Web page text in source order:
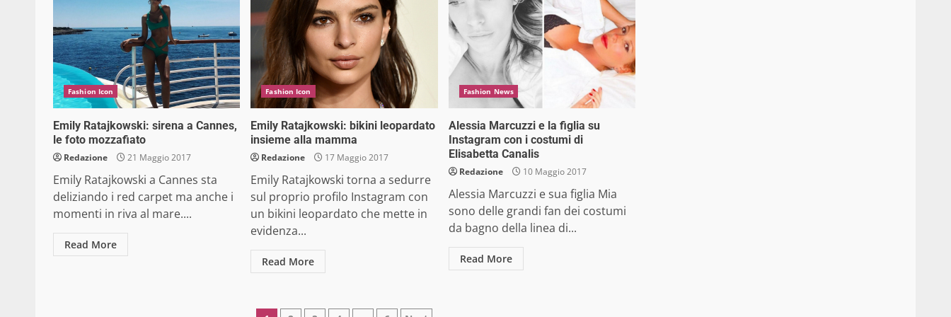
Fashion Icon
Emily Ratajkowski: sirena a Cannes,
le foto mozzafiato
Redazione 21 Maggio 2017
Emily Ratajkowski a Cannes sta
deliziando i red carpet ma anche i
momenti in riva al mare....
Read More
Fashion Icon
Emily Ratajkowski: bikini leopardato
insieme alla mamma
Redazione 17 Maggio 2017
Emily Ratajkowski torna a sedurre
sul proprio profilo Instagram con
un bikini leopardato che mette in
evidenza...
Read More
Fashion News
Alessia Marcuzzi e la figlia su
Instagram con i costumi di
Elisabetta Canalis
Redazione 10 Maggio 2017
Alessia Marcuzzi e sua figlia Mia
sono delle grandi fan dei costumi
da bagno della linea di...
Read More